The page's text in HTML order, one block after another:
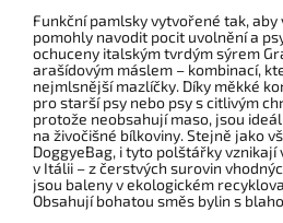
Funkční pamlsky vytvořené tak,
pomohly navodit pocit uvolnění a
ochuceny italským tvrdým sýrem
arašídovým máslem – kombinací,
nejmlsnější mazlíčky. Díky měkké
pro starší psy nebo psy s citlivým
protože neobsahují maso, jsou
na živočišné bílkoviny. Stejně jako
DoggyeBag, i tyto polštářky
v Itálii – z čerstvých surovin
jsou baleny v ekologickém
Obsahují bohatou směs bylin s